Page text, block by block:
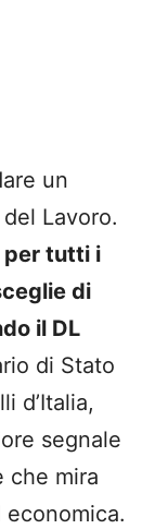
un
Lavoro.
per tutti i
di
il DL
di Stato
d’Italia,
segnale
che mira